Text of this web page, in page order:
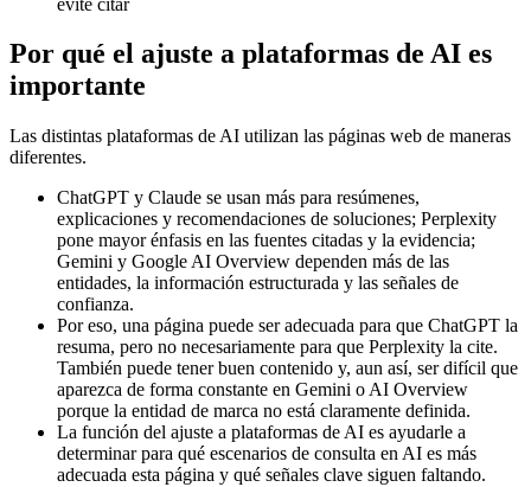
Por qué el ajuste a plataformas de AI es
importante
Las distintas plataformas de AI utilizan las páginas web de maneras
diferentes.
ChatGPT y Claude se usan más para resúmenes,
explicaciones y recomendaciones de soluciones; Perplexity
pone mayor énfasis en las fuentes citadas y la evidencia;
Gemini y Google AI Overview dependen más de las
entidades, la información estructurada y las señales de
confianza.
Por eso, una página puede ser adecuada para que ChatGPT la
resuma, pero no necesariamente para que Perplexity la cite.
También puede tener buen contenido y, aun así, ser difícil que
aparezca de forma constante en Gemini o AI Overview
porque la entidad de marca no está claramente definida.
La función del ajuste a plataformas de AI es ayudarle a
determinar para qué escenarios de consulta en AI es más
adecuada esta página y qué señales clave siguen faltando.